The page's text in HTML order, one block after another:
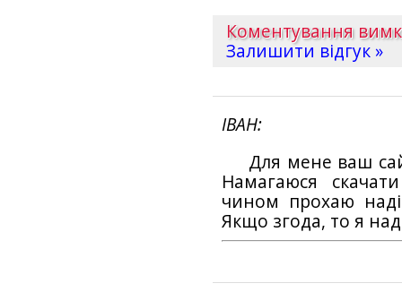
Коментування
Залишити відгук »
ІВАН
Для мене ваш
Намагаюся
чином прохаю
Якщо згода, то я